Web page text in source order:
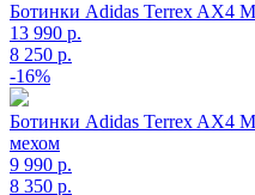
Ботинки Adidas Terrex AX4
13 990 р.
8 250 р.
-16%
Ботинки Adidas Terrex AX4
мехом
9 990 р.
8 350 р.